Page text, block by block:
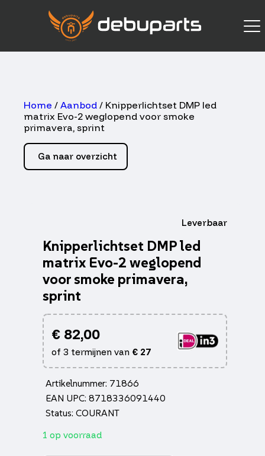
Home / Aanbod / Knipperlichtset DMP led
matrix Evo-2 weglopend voor smoke
primavera, sprint
Ga naar overzicht
Leverbaar
Knipperlichtset DMP led
matrix Evo-2 weglopend
voor smoke primavera,
sprint
€82,00
of 3 termijnen van €27
Artikelnummer: 71866
EAN UPC: 8718336091440
Status: COURANT
1 op voorraad